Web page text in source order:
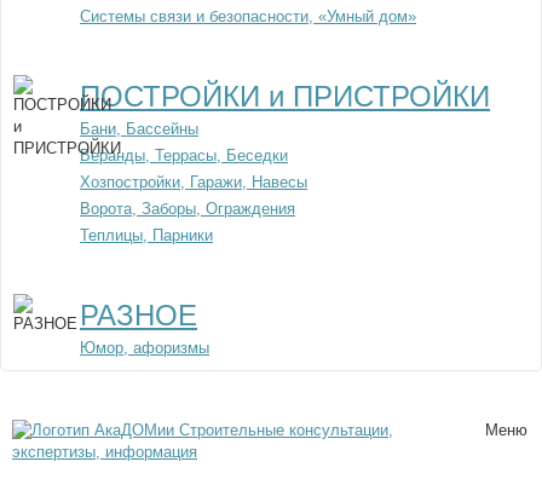
Системы связи и безопасности, «Умный дом»
ПОСТРОЙКИ и ПРИСТРОЙКИ
Бани, Бассейны
Веранды, Террасы, Беседки
Хозпостройки, Гаражи, Навесы
Ворота, Заборы, Ограждения
Теплицы, Парники
РАЗНОЕ
Юмор, афоризмы
Строительные консультации,
экспертизы, информация
Меню